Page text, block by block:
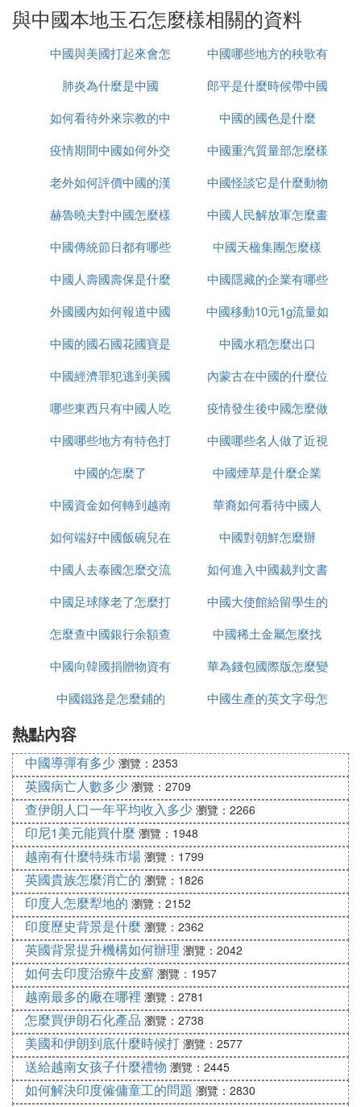
主要產自新疆、雲南和內蒙古的偉晶岩分布區，常與
海藍寶石相伴產出。其產量仍以新疆為主。
7.橄欖石
橄欖石主要產自第三紀鹼性玄武岩的深源包體中。著
名產地是河北萬全大麻坪和吉林蛟河大石河，其質量
較好、產量較大，不僅可滿足國內市場的需求，還出
口國外，是我國少有的豐產寶石品種。
8.托帕石(黃玉)
主要產於兩廣地區的花崗偉晶岩晶洞，熱液型鎢錫石
英脈及其殘坡積和沖積層中。晶體以無色透明者居
多，亦見有淡瑰紅色、淡藍色、淺黃色和棕色，常與
石榴子石產出的品種較多，有鎂鋁榴石、錳鋁榴石、
鈣鋁榴石、鈣鐵榴石、鐵鋁榴石等。紅色鎂鋁榴石主
所產石榴子石品質較好，有「江蘇紅寶石」的美稱，
惟粒度偏小。黑龍江所產石榴子石質量也很好，晶體
出，晶體以橙紅色為主。這幾個地方的石榴子石主要
產自砂礦。
中，個體較大，但產出很少。
綠色、黃綠色鈣鋁榴石見於新疆布爾津縣，粒徑0.5
～2cm，優質品有「阿爾泰祖母綠」美稱，但僅零星
產出。
綠色鈣鐵榴石，又名翠榴石，發現於新疆准噶爾盆地
西部超基性岩中的石棉脈中，但僅零星產出。
暗紅色的鐵鋁榴石產於區域變質岩中，吉林通化、河
北邢台、四川汶川等多處產出、這類石榴子石一般質
量不高，價值較低。
10.水晶
中國盛產水晶，產地達1000 處，僅已探明的水晶礦
就有100 多處，遍布全國各省，主要分布在江蘇、海
南、廣西、廣東、內蒙古、黑龍江、雲南、新疆、福
建、青海、河南、山西等省。
江蘇東海一帶是國內水晶的最大產地，分布范圍近10
00km2，水晶年產量達500 余噸。礦床類型有偉晶岩
型、含長石石英脈型、石英脈型等，附近還有水晶砂
礦。該地已建成我國最大水晶飾品交易市場。
二、玉石類
中國是世界上用玉歷史最早和產玉最豐富的國家，被
稱為「玉石之國」。據統計，我國目前開發的用於雕
琢工藝品的玉石(包括一部分彩石)品種超過100 種。
現在就市場上常見到的一些玉石品種予以介紹。
1.軟玉
中國盛產軟玉，尤以玉雕藝術精湛絕美和玉文化博大
精深著稱於世，被譽為「東方藝術」。中國軟玉以新
與中國本地玉石怎麼樣相關的資料
中國與美國打起來會怎
麼樣
中國哪些地方的秧歌有
名
肺炎為什麼是中國
郎平是什麼時候帶中國
女排的
如何看待外來宗教的中
國化
中國的國色是什麼
疫情期間中國如何外交
中國重汽質量部怎麼樣
老外如何評價中國的漢
服
中國怪談它是什麼動物
赫魯曉夫對中國怎麼樣
中國人民解放軍怎麼畫
的
中國傳統節日都有哪些
中國天楹集團怎麼樣
中國人壽國壽保是什麼
中國隱藏的企業有哪些
外國國內如何報道中國
疫情
中國移動10元1g流量如
何取消
中國的國石國花國寶是
什麼
中國水稻怎麼出口
中國經濟罪犯逃到美國
怎麼辦
內蒙古在中國的什麼位
置
哪些東西只有中國人吃
疫情發生後中國怎麼做
的
中國哪些地方有特色打
鼓
中國哪些名人做了近視
手術
中國的怎麼了
中國煙草是什麼企業
中國資金如何轉到越南
炒股
華裔如何看待中國人
如何端好中國飯碗兒在
線播放
中國對朝鮮怎麼辦
中國人去泰國怎麼交流
如何進入中國裁判文書
網官網
中國足球隊老了怎麼打
亞洲杯
中國大使館給留學生的
健康包有什麼
怎麼查中國銀行余額查
詢
中國稀土金屬怎麼找
中國向韓國捐贈物資有
哪些
華為錢包國際版怎麼變
為中國版
中國鐵路是怎麼鋪的
中國生產的英文字母怎
熱點內容
中國導彈有多少 瀏覽：2353
英國病亡人數多少 瀏覽：2709
查伊朗人口一年平均收入多少 瀏覽：2266
印尼1美元能買什麼 瀏覽：1948
越南有什麼特殊市場 瀏覽：1799
英國貴族怎麼消亡的 瀏覽：1826
印度人怎麼犁地的 瀏覽：2152
印度歷史背景是什麼 瀏覽：2362
英國背景提升機構如何辦理 瀏覽：2042
如何去印度治療牛皮癬 瀏覽：1957
越南最多的廠在哪裡 瀏覽：2781
怎麼買伊朗石化產品 瀏覽：2738
美國和伊朗到底什麼時候打 瀏覽：2577
送給越南女孩子什麼禮物 瀏覽：2445
如何解決印度僱傭童工的問題 瀏覽：2830